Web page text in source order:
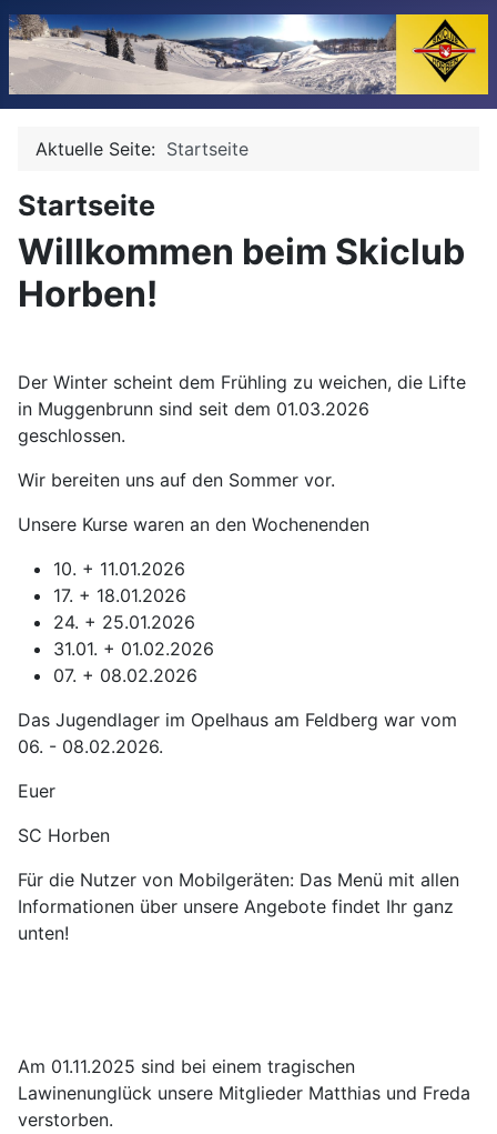
Aktuelle Seite: Startseite
Startseite
Willkommen beim Skiclub
Horben!
Der Winter scheint dem Frühling zu weichen, die Lifte
in Muggenbrunn sind seit dem 01.03.2026
geschlossen.
Wir bereiten uns auf den Sommer vor.
Unsere Kurse waren an den Wochenenden
10. + 11.01.2026
17. + 18.01.2026
24. + 25.01.2026
31.01. + 01.02.2026
07. + 08.02.2026
Das Jugendlager im Opelhaus am Feldberg war vom
06. - 08.02.2026.
Euer
SC Horben
Für die Nutzer von Mobilgeräten: Das Menü mit allen
Informationen über unsere Angebote findet Ihr ganz
unten!
Am 01.11.2025 sind bei einem tragischen
Lawinenunglück unsere Mitglieder Matthias und Freda
verstorben.